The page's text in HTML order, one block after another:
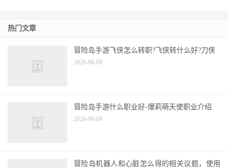
热门文章
冒险岛手游飞侠怎么转职?飞侠转什么好?刀侠
2026-08-09
冒险岛手游什么职业好-爆莉萌天使职业介绍
2026-08-09
冒险岛机器人和心脏怎么得的相关议题，使用